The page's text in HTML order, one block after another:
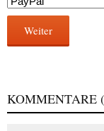
Weiter
KOMMENTARE